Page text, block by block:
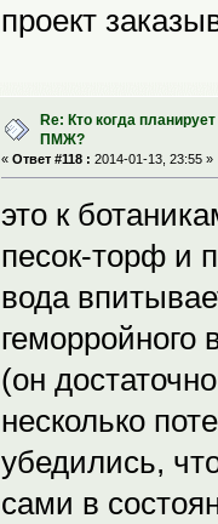
проект
Re: Кто когда
ПМЖ?
« Ответ #118 : 2014-01-13, 23:55 »
это к
песок-торф и
вода
геморройного
(он
несколько
убедились,
сами в